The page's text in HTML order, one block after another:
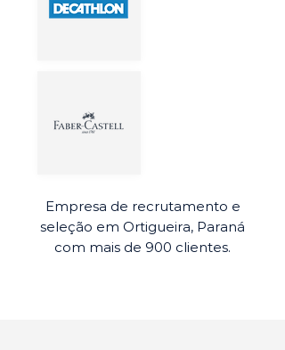
Empresa de recrutamento e
seleção em Ortigueira, Paraná
com mais de 900 clientes.